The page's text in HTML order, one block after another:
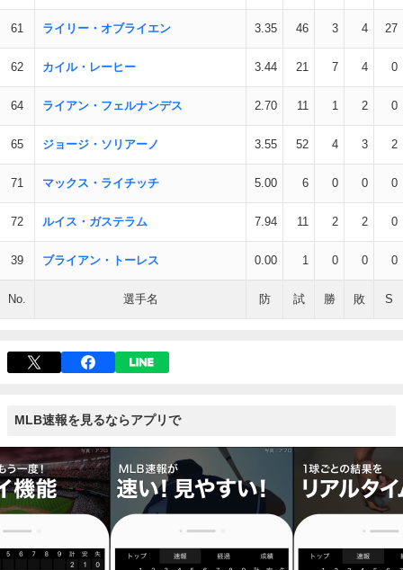
61 ライリー・オブライエン 3.35 46 3 4 27
62 カイル・レーヒー 3.44 21 7 4 0
64 ライアン・フェルナンデス 2.70 11 1 2 0
65 ジョージ・ソリアーノ 3.55 52 4 3 2
71 マックス・ライチッチ 5.00 6 0 0 0
72 ルイス・ガステラム 7.94 11 2 2 0
39 ブライアン・トーレス 0.00 1 0 0 0
No. 選手名 防 試 勝 敗 S
MLB速報を見るならアプリで